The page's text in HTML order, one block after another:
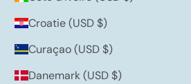
Croatie (USD $)
Curaçao (USD $)
Danemark (USD $)